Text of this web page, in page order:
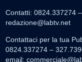
Contatti: 0824.337274
redazione@labtv.net
Contattaci per la tua
0824.337274 –
email: